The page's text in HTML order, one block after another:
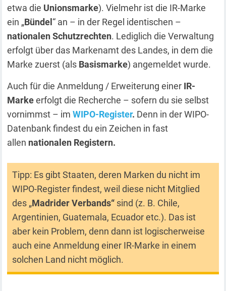
etwa die Unionsmarke). Vielmehr ist die IR-Marke
ein „Bündel “ an – in der Regel identischen –
nationalen Schutzrechten. Lediglich die Verwaltung
erfolgt über das Markenamt des Landes, in dem die
Marke zuerst (als Basismarke) angemeldet wurde.
Auch für die Anmeldung / Erweiterung einer IR-
Markeerfolgt die Recherche – sofern du sie selbst
vornimmst – imWIPO-Register. Denn in der WIPO-
Datenbank findest du ein Zeichen in fast
allen nationalen Registern.
Tipp: Es gibt Staaten, deren Marken du nicht im
WIPO-Register findest, weil diese nicht Mitglied
des „Madrider Verbands“ sind (z. B. Chile,
Argentinien, Guatemala, Ecuador etc.). Das ist
aber kein Problem, denn dann ist logischerweise
auch eine Anmeldung einer IR-Marke in einem
solchen Land nicht möglich.